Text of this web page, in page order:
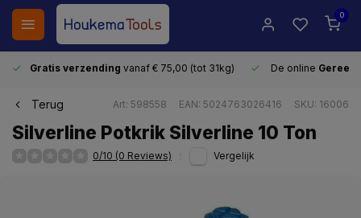
0
Gratis verzending vanaf € 75,00 (tot 31kg) De online
Terug Art: 598558 EAN: 5024763026416 SKU: 16006
Silverline Potkrik Silverline 10 Ton
0/10 (0 Reviews) Vergelijk